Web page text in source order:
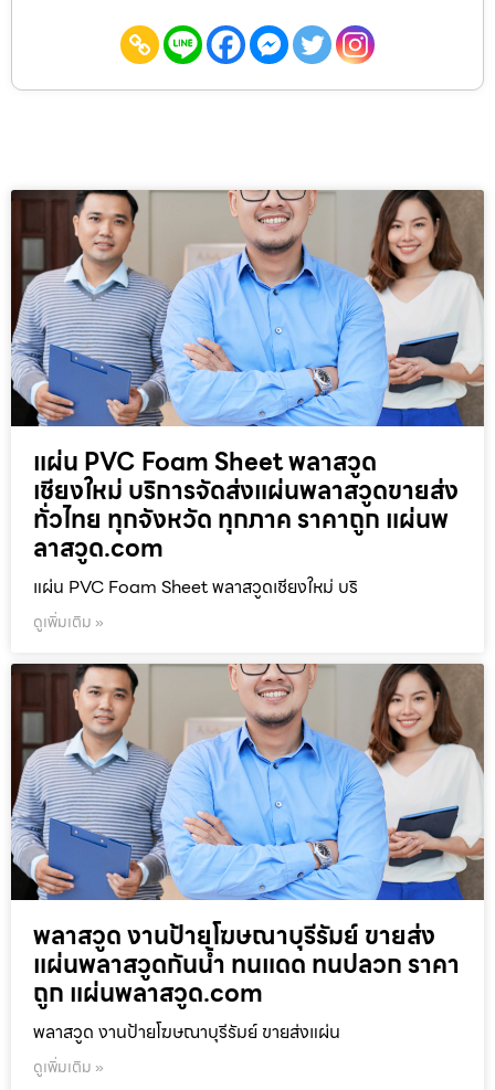
แผ่น PVC Foam Sheet พลาสวูด
เชียงใหม่ บริการจัดส่งแผ่นพลาสวูดขายส่ง
ทั่วไทย ทุกจังหวัด ทุกภาค ราคาถูก แผ่นพ
ลาสวูด.com
แผ่น PVC Foam Sheet พลาสวูดเชียงใหม่ บริ
ดูเพิ่มเติม »
พลาสวูด งานป้ายโฆษณาบุรีรัมย์ ขายส่ง
แผ่นพลาสวูดกันน้ำ ทนแดด ทนปลวก ราคา
ถูก แผ่นพลาสวูด.com
พลาสวูด งานป้ายโฆษณาบุรีรัมย์ ขายส่งแผ่น
ดูเพิ่มเติม »